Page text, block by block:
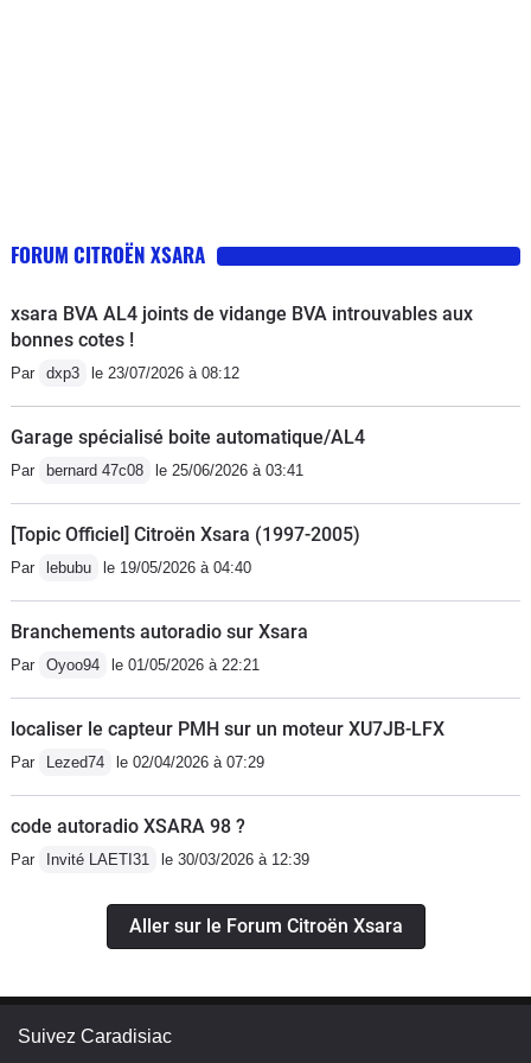
FORUM CITROËN XSARA
xsara BVA AL4 joints de vidange BVA introuvables aux
bonnes cotes !
Par dxp3 le 23/07/2026 à 08:12
Garage spécialisé boite automatique/AL4
Par bernard 47c08 le 25/06/2026 à 03:41
[Topic Officiel] Citroën Xsara (1997-2005)
Par lebubu le 19/05/2026 à 04:40
Branchements autoradio sur Xsara
Par Oyoo94 le 01/05/2026 à 22:21
localiser le capteur PMH sur un moteur XU7JB-LFX
Par Lezed74 le 02/04/2026 à 07:29
code autoradio XSARA 98 ?
Par Invité LAETI31 le 30/03/2026 à 12:39
Aller sur le Forum Citroën Xsara
Suivez Caradisiac